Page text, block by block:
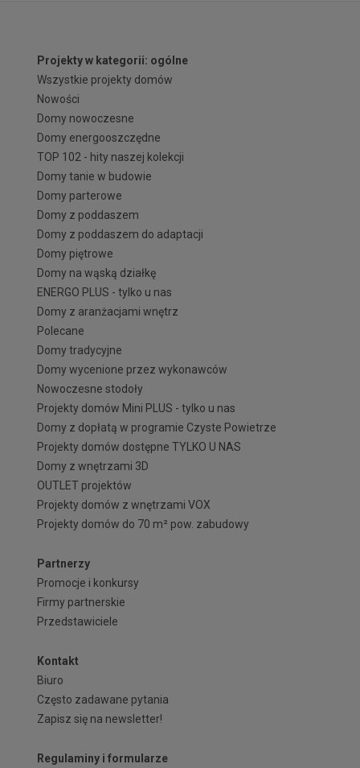
Projekty w kategorii: ogólne
Wszystkie projekty domów
Nowości
Domy nowoczesne
Domy energooszczędne
TOP 102 - hity naszej kolekcji
Domy tanie w budowie
Domy parterowe
Domy z poddaszem
Domy z poddaszem do adaptacji
Domy piętrowe
Domy na wąską działkę
ENERGO PLUS - tylko u nas
Domy z aranżacjami wnętrz
Polecane
Domy tradycyjne
Domy wycenione przez wykonawców
Nowoczesne stodoły
Projekty domów Mini PLUS - tylko u nas
Domy z dopłatą w programie Czyste Powietrze
Projekty domów dostępne TYLKO U NAS
Domy z wnętrzami 3D
OUTLET projektów
Projekty domów z wnętrzami VOX
Projekty domów do 70 m² pow. zabudowy
Partnerzy
Promocje i konkursy
Firmy partnerskie
Przedstawiciele
Kontakt
Biuro
Często zadawane pytania
Zapisz się na newsletter!
Regulaminy i formularze